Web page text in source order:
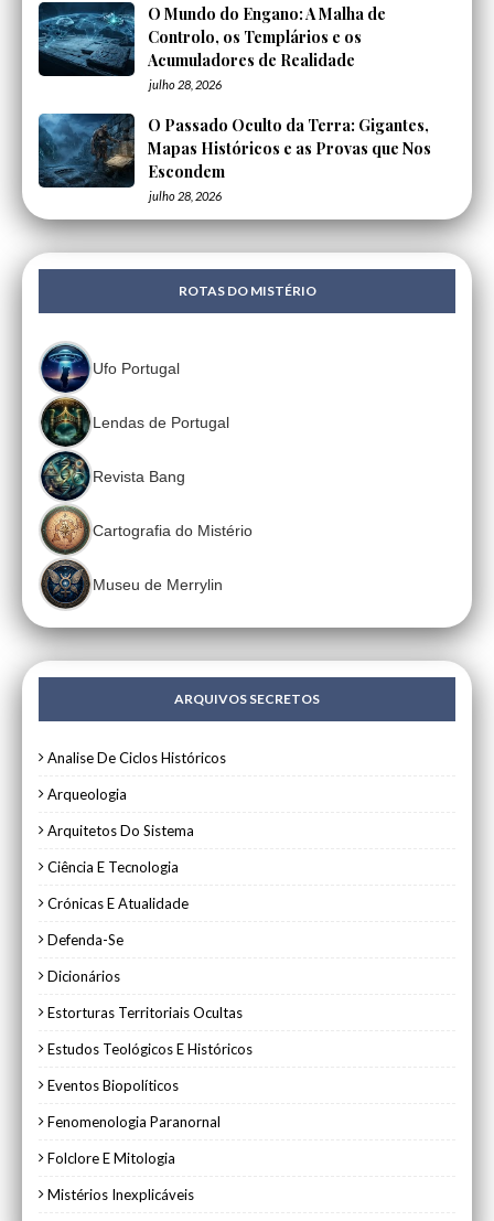
O Mundo do Engano: A Malha de
Controlo, os Templários e os
Acumuladores de Realidade
julho 28, 2026
O Passado Oculto da Terra: Gigantes,
Mapas Históricos e as Provas que Nos
Escondem
julho 28, 2026
ROTAS DO MISTÉRIO
Ufo Portugal
Lendas de Portugal
Revista Bang
Cartografia do Mistério
Museu de Merrylin
ARQUIVOS SECRETOS
Analise De Ciclos Históricos
Arqueologia
Arquitetos Do Sistema
Ciência E Tecnologia
Crónicas E Atualidade
Defenda-Se
Dicionários
Estorturas Territoriais Ocultas
Estudos Teológicos E Históricos
Eventos Biopolíticos
Fenomenologia Paranornal
Folclore E Mitologia
Mistérios Inexplicáveis